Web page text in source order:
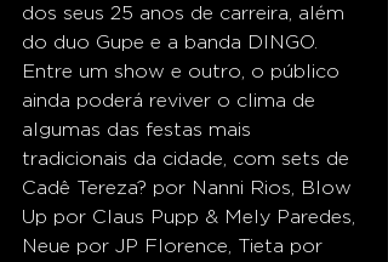
dos seus 25 anos de carreira, além
do duo Gupe e a banda DINGO.
Entre um show e outro, o público
ainda poderá reviver o clima de
algumas das festas mais
tradicionais da cidade, com sets de
Cadê Tereza? por Nanni Rios, Blow
Up por Claus Pupp & Mely Paredes,
Neue por JP Florence, Tieta por